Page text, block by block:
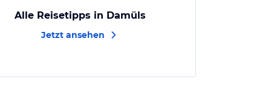
Alle Reisetipps in Damüls
Jetzt ansehen